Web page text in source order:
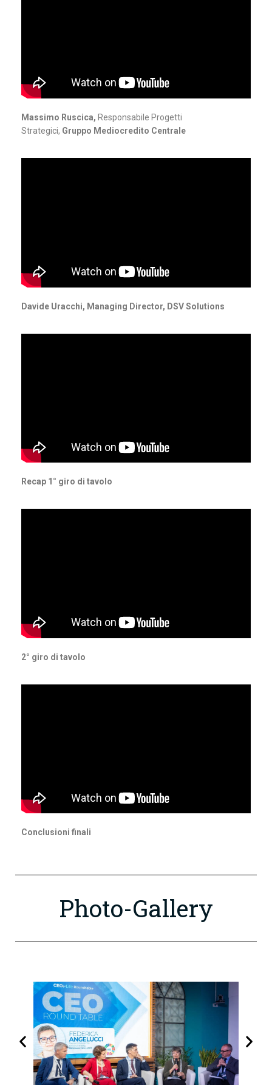
Massimo Ruscica, Responsabile Progetti
Strategici, Gruppo Mediocredito Centrale
Davide Uracchi, Managing Director, DSV Solutions
Recap 1° giro di tavolo
2° giro di tavolo
Conclusioni finali
Photo-Gallery